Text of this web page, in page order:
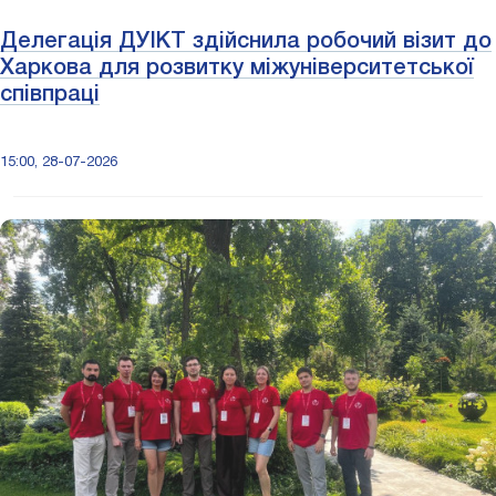
Делегація ДУІКТ здійснила робочий візит до
Харкова для розвитку міжуніверситетської
співпраці
15:00, 28-07-2026